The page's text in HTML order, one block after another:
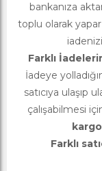
bankanıza
toplu olarak
Farklı
İadeye
satıcıya ulaşıp
çalışabilmesi
Farklı